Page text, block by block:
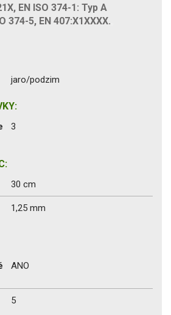
EN ISO 374-1: Typ A
374-5, EN 407:X1XXXX.
jaro/podzim
3
30 cm
1,25 mm
ANO
5